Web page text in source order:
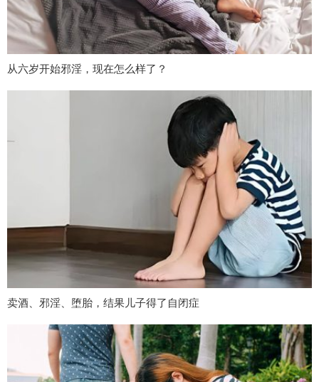
从六岁开始邪淫，现在怎么样了？
卖酒、邪淫、堕胎，结果儿子得了自闭症